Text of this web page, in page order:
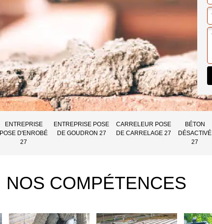
ENTREPRISE
POSE D'ENROBÉ
27
ENTREPRISE POSE
DE GOUDRON 27
CARRELEUR POSE
DE CARRELAGE 27
BÉTON
DÉSACTIVÉ
27
NOS COMPÉTENCES